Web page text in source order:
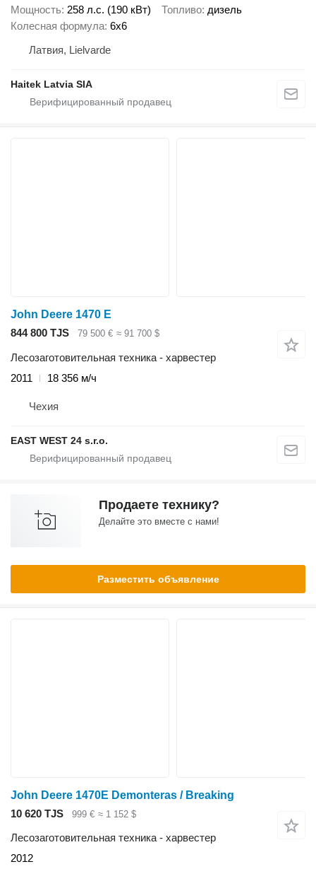
Мощность 258 л.с. (190 кВт) Топливо дизель
Колесная формула 6x6
Латвия, Lielvarde
Haitek Latvia SIA
John Deere 1470 E
844 800 TJS
79 500 € ≈ 91 700 $
Лесозаготовительная техника - харвестер
2011
18 356 м/ч
Чехия
EAST WEST 24 s.r.o.
Продаете технику?
Делайте это вместе с нами!
Разместить объявление
John Deere 1470E Demonteras / Breaking
10 620 TJS
999 € ≈ 1 152 $
Лесозаготовительная техника - харвестер
2012